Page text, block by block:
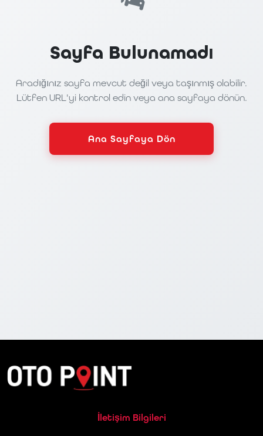
Sayfa Bulunamadı
Aradığınız sayfa mevcut değil veya taşınmış olabilir.
Lütfen URL'yi kontrol edin veya ana sayfaya dönün.
Ana Sayfaya Dön
İletişim Bilgileri